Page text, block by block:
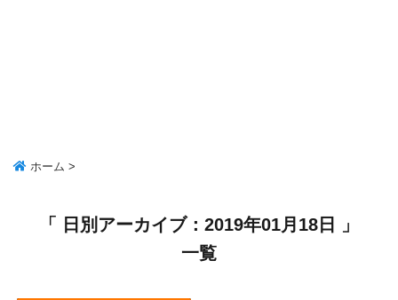
ホーム >
「 日別アーカイブ：2019年01月18日 」
一覧